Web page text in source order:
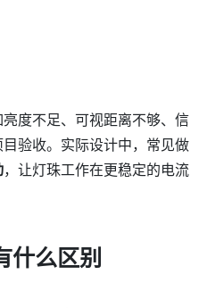
度不足、可视距离不够、信
验收。实际设计中，常见做
，让灯珠工作在更稳定的电流
什么区别